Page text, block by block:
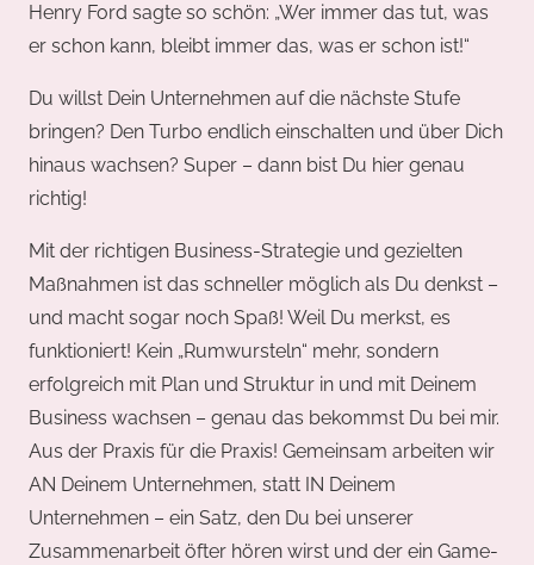
Henry Ford sagte so schön: „Wer immer das tut, was
er schon kann, bleibt immer das, was er schon ist!“
Du willst Dein Unternehmen auf die nächste Stufe
bringen? Den Turbo endlich einschalten und über Dich
hinaus wachsen? Super – dann bist Du hier genau
richtig!
Mit der richtigen Business-Strategie und gezielten
Maßnahmen ist das schneller möglich als Du denkst –
und macht sogar noch Spaß! Weil Du merkst, es
funktioniert! Kein „Rumwursteln“ mehr, sondern
erfolgreich mit Plan und Struktur in und mit Deinem
Business wachsen – genau das bekommst Du bei mir.
Aus der Praxis für die Praxis! Gemeinsam arbeiten wir
AN Deinem Unternehmen, statt IN Deinem
Unternehmen – ein Satz, den Du bei unserer
Zusammenarbeit öfter hören wirst und der ein Game-